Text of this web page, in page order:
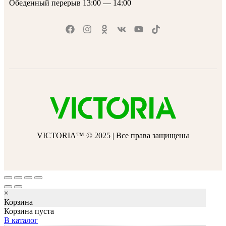
Обеденный перерыв 13:00 — 14:00
VICTORIA™ © 2025 | Все права защищены
×
Корзина
Корзина пуста
В каталог